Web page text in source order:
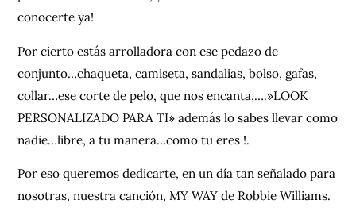
conocerte ya!
Por cierto estás arrolladora con ese pedazo de
conjunto…chaqueta, camiseta, sandalias, bolso, gafas,
collar…ese corte de pelo, que nos encanta,….»LOOK
PERSONALIZADO PARA TI» además lo sabes llevar como
nadie…libre, a tu manera…como tu eres !.
Por eso queremos dedicarte, en un día tan señalado para
nosotras, nuestra canción, MY WAY de Robbie Williams.